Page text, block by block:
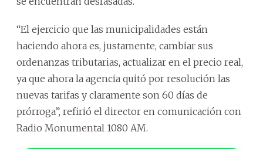
“El ejercicio que las municipalidades están
haciendo ahora es, justamente, cambiar sus
ordenanzas tributarias, actualizar en el precio real,
ya que ahora la agencia quitó por resolución las
nuevas tarifas y claramente son 60 días de
prórroga”, refirió el director en comunicación con
Radio Monumental 1080 AM.